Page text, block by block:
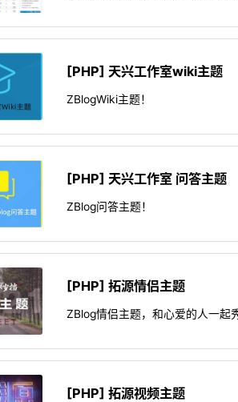
[PHP] 天兴工作室wiki主题
ZBlogWiki主题！
[PHP] 天兴工作室 问答主题
ZBlog问答主题！
[PHP] 拓源情侣主题
ZBlog情侣主题，和心爱的人一起
[PHP] 拓源视频主题